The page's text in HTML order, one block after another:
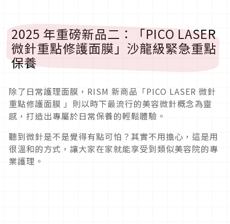
2025 年重磅新品二：「PICO LASER
微針重點修護面膜」沙龍級緊急重點
保養
除了日常護理面膜，RISM 新商品「PICO LASER 微針
重點修護面膜 」則以時下最流行的美容微針概念為靈
感，打造出專屬於日常保養的輕鬆體驗。
聽到微針是不是覺得有點可怕？其實不用擔心，這是用
很溫和的方式，讓大家在家就能享受到類似美容院的專
業護理。